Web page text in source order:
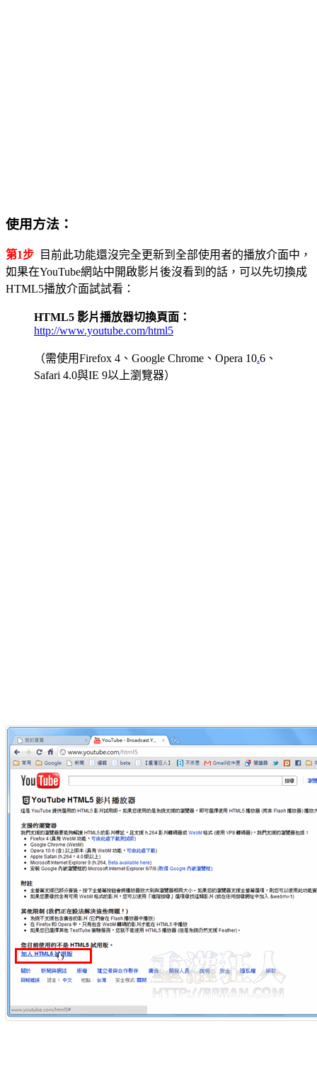
使用方法：
第1步 目前此功能還沒完全更新到全部使用者的播放介面中，
如果在YouTube網站中開啟影片後沒看到的話，可以先切換成
HTML5播放介面試試看：
HTML5 影片播放器切換頁面：
http://www.youtube.com/html5
（需使用Firefox 4、Google Chrome、Opera 10.6、
Safari 4.0與IE 9以上瀏覽器）